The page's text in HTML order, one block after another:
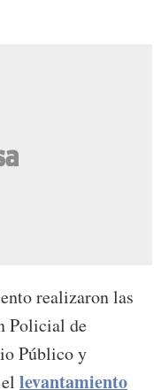
realizaron las
Policial de
Público y
levantamiento